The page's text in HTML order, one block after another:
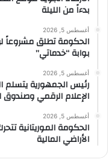
بدءاً من الليلة
أغسطس 5, 2026
الحكومة تطلق مشروعاً
بوابة “خدماتي”
أغسطس 5, 2026
رئيس الجمهورية يتسلم
الإعلام الرقمي وصندوق
أغسطس 5, 2026
الحكومة الموريتانية
الأراضي المالية